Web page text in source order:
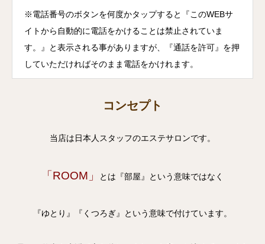
※電話番号のボタンを何度かタップすると『このWEBサ
イトから自動的に電話をかけることは禁止されていま
す。』と表示される事がありますが、『通話を許可』を押
していただければそのまま電話をかけれます。
コンセプト
当店は日本人スタッフのエステサロンです。
「ROOM」 とは『部屋』という意味ではなく
『ゆとり』『くつろぎ』という意味で付けています。